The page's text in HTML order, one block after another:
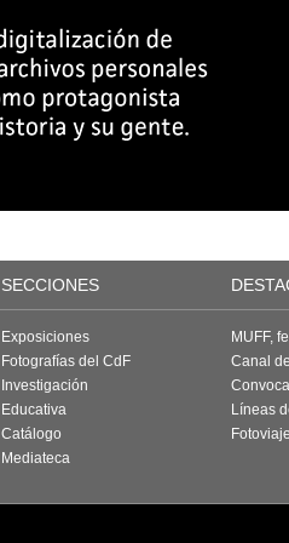
SECCIONES
Exposiciones
Fotografías del CdF
Investigación
Educativa
Catálogo
Mediateca
MUFF,
Canal
Líneas